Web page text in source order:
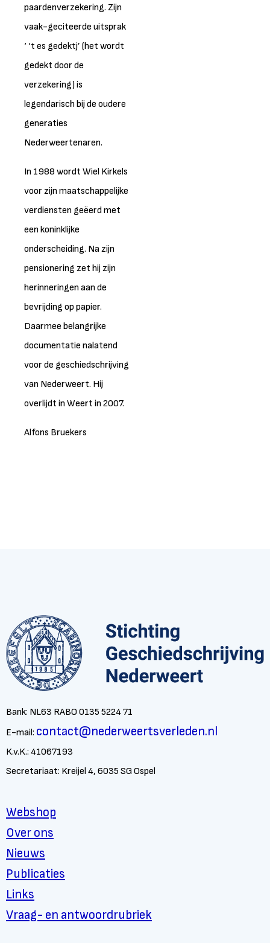
paardenverzekering. Zijn
vaak-geciteerde uitsprak
‘ ‘t es gedektj’ (het wordt
gedekt door de
verzekering) is
legendarisch bij de oudere
generaties
Nederweertenaren.
In 1988 wordt Wiel Kirkels
voor zijn maatschappelijke
verdiensten geëerd met
een koninklijke
onderscheiding. Na zijn
pensionering zet hij zijn
herinneringen aan de
bevrijding op papier.
Daarmee belangrijke
documentatie nalatend
voor de geschiedschrijving
van Nederweert. Hij
overlijdt in Weert in 2007.
Alfons Bruekers
Bank: NL63 RABO 0135 5224 71
E-mail: contact@nederweertsverleden.nl
K.v.K.: 41067193
Secretariaat: Kreijel 4, 6035 SG Ospel
Webshop
Over ons
Nieuws
Publicaties
Links
Vraag- en antwoordrubriek